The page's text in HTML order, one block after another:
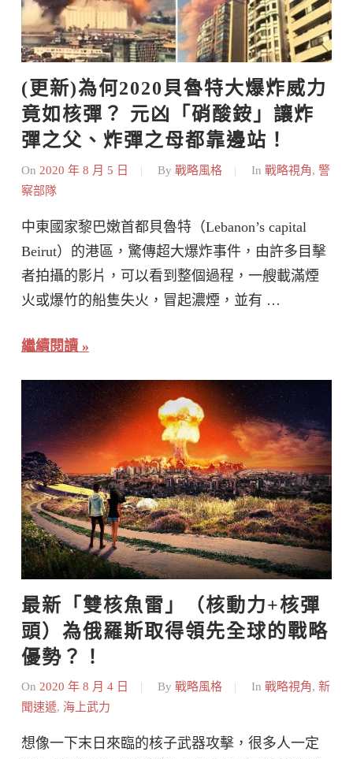
(更新)為何2020貝魯特大爆炸威力
竟如核彈？ 元凶「硝酸銨」讓炸
彈之父、炸彈之母都靠邊站！
On 2020 年 8 月 5 日 By 戰略風格 In 戰略視角, 警
察部隊
中東國家黎巴嫩首都貝魯特（Lebanon’s capital
Beirut）的港區，驚傳超大爆炸事件，由許多目擊
者拍攝的影片，可以看到整個過程，一艘載滿煙
火或爆竹的船隻失火，冒起濃煙，並有 …
繼續閱讀
最新「雙核魚雷」（核動力+核彈
頭）為俄羅斯取得領先全球的戰略
優勢？！
On 2020 年 8 月 4 日 By 戰略風格 In 戰略視角, 新
聞速遞, 海上武力
想像一下末日來臨的核子武器攻擊，很多人一定